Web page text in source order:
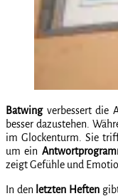
Batwingverbessert die
besser dazustehen.
im Glockenturm. Sie
um ein
zeigt Gefühle und
In den letzten Heften